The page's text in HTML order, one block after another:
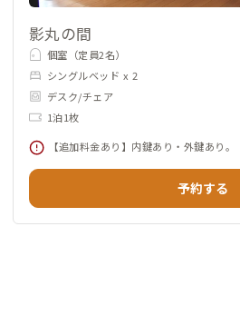
影丸の間
個室（定員2名）
シングルベッド x 2
デスク/チェア
1泊1枚
【追加料金あり】内鍵あり・外鍵あり。
予約する